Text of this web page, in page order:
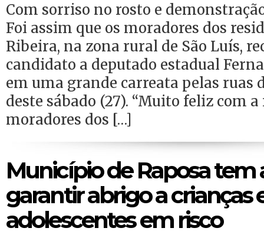
Com sorriso no rosto e
Foi assim que os moradores dos
Ribeira, na zona rural de São Luís,
candidato a deputado estadual
em uma grande carreata pelas ruas
deste sábado (27). “Muito feliz com a
moradores dos […]
Município de Raposa tem
garantir abrigo a crianças
adolescentes em risco